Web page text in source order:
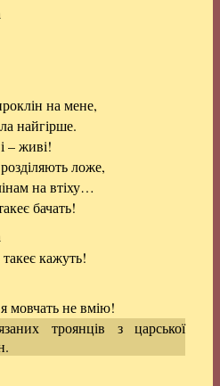
на мене,
найгірше.
– живі!
ложе,
на втіху…
бачать!
кажуть!
мовчать не вмію!
троянців з царської